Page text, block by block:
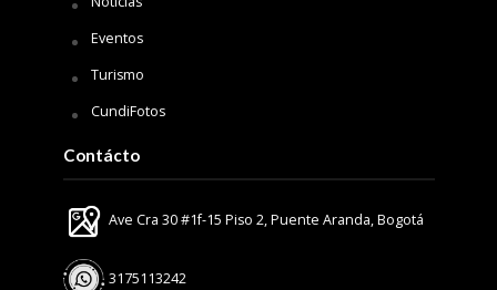
Eventos
Turismo
CundiFotos
Contácto
Ave Cra 30 #1f-15 Piso 2, Puente Aranda, Bogotá
3175113242